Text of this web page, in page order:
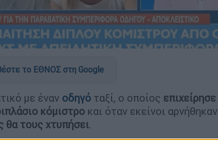
το ΕΘΝΟΣ στη Google
με έναν οδηγό ταξί, ο οποίος επιχείρησε
κόμιστρο και όταν εκείνοι αρνήθηκαν
θα τους χτυπήσει.